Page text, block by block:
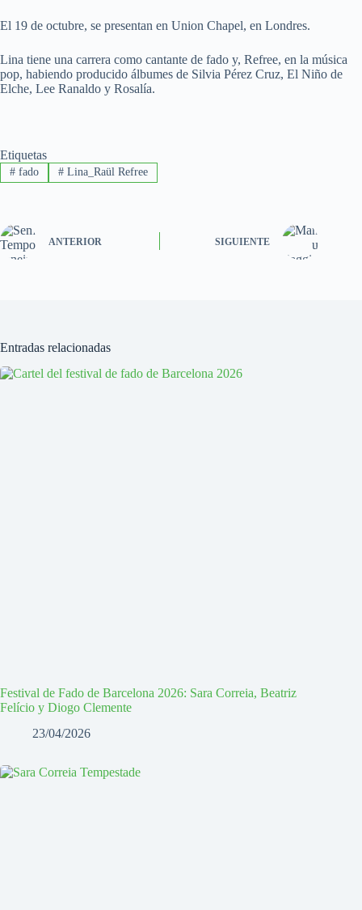
El 19 de octubre, se presentan en Union Chapel, en Londres.
Lina tiene una carrera como cantante de fado y, Refree, en la música
pop, habiendo producido álbumes de Silvia Pérez Cruz, El Niño de
Elche, Lee Ranaldo y Rosalía.
Etiquetas
#fado #Lina_Raül Refree
ANTERIOR SIGUIENTE
Entradas relacionadas
Festival de Fado de Barcelona 2026: Sara Correia, Beatriz
Felício y Diogo Clemente
23/04/2026